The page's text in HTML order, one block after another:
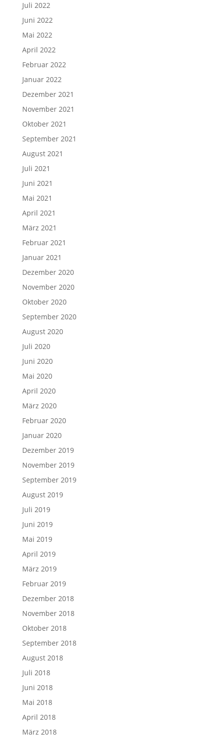
Juli 2022
Juni 2022
Mai 2022
April 2022
Februar 2022
Januar 2022
Dezember 2021
November 2021
Oktober 2021
September 2021
August 2021
Juli 2021
Juni 2021
Mai 2021
April 2021
März 2021
Februar 2021
Januar 2021
Dezember 2020
November 2020
Oktober 2020
September 2020
August 2020
Juli 2020
Juni 2020
Mai 2020
April 2020
März 2020
Februar 2020
Januar 2020
Dezember 2019
November 2019
September 2019
August 2019
Juli 2019
Juni 2019
Mai 2019
April 2019
März 2019
Februar 2019
Dezember 2018
November 2018
Oktober 2018
September 2018
August 2018
Juli 2018
Juni 2018
Mai 2018
April 2018
März 2018